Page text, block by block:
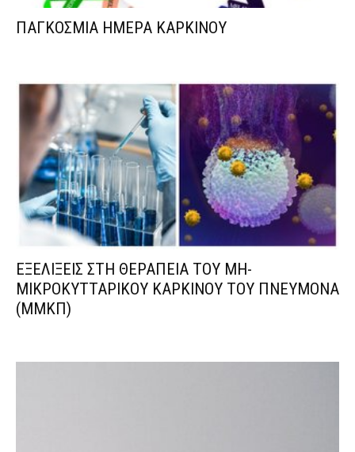
ΠΑΓΚΟΣΜΙΑ ΗΜΕΡΑ ΚΑΡΚΙΝΟΥ
ΕΞΕΛΙΞΕΙΣ ΣΤΗ ΘΕΡΑΠΕΙΑ ΤΟΥ ΜΗ-
ΜΙΚΡΟΚΥΤΤΑΡΙΚΟΥ ΚΑΡΚΙΝΟΥ ΤΟΥ ΠΝΕΥΜΟΝΑ
(ΜΜΚΠ)